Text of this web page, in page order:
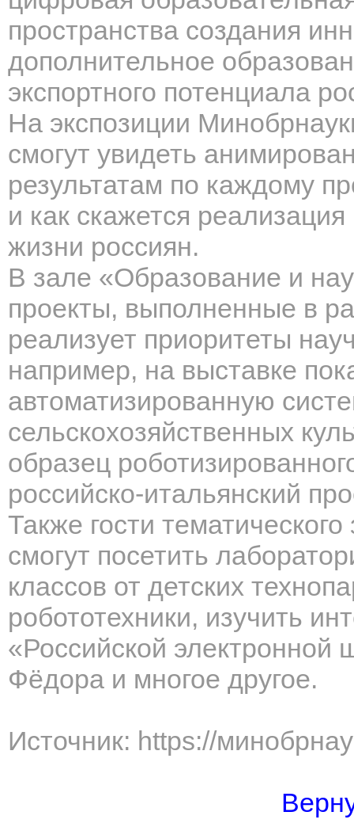
пространства создания
дополнительное
экспортного потенциала
На экспозиции
смогут увидеть
результатам по каждому
и как скажется
жизни россиян.
В зале «Образование и
проекты, выполненные в
реализует приоритеты
например, на выставке
автоматизированную
сельскохозяйственных
образец
российско-итальянский
Также гости
смогут посетить
классов от детских
робототехники, изучить
«Российской электронной
Фёдора и многое другое.
Источник: https://